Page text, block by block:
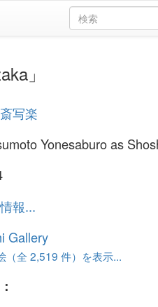
」
写楽
Yonesaburo as
報...
Gallery
（全 2,519 件）を表示...